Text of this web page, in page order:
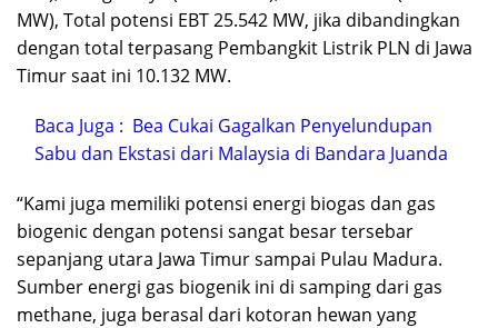
MW), Total potensi EBT 25.542 MW, jika dibandingkan
dengan total terpasang Pembangkit Listrik PLN di Jawa
Timur saat ini 10.132 MW.
Baca Juga : Bea Cukai Gagalkan Penyelundupan
Sabu dan Ekstasi dari Malaysia di Bandara Juanda
“Kami juga memiliki potensi energi biogas dan gas
biogenic dengan potensi sangat besar tersebar
sepanjang utara Jawa Timur sampai Pulau Madura.
Sumber energi gas biogenik ini di samping dari gas
methane, juga berasal dari kotoran hewan yang